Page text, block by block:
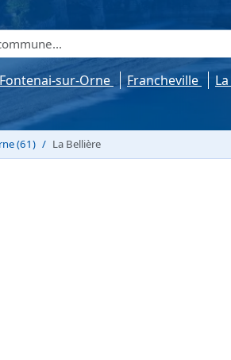
Fontenai-sur-Orne Francheville
(61) La Bellière